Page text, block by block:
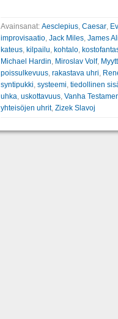
Avainsanat: Aesclepius, Caesar,
improvisaatio, Jack Miles, James
kateus, kilpailu kohtalo,
Michael Hardin Miroslav Volf,
poissulkevuus, rakastava uhri
syntipukki systeemi tiedollinen
uhka uskottavuus, Vanha
yhteisöjen uhrit, Zizek Slavoj